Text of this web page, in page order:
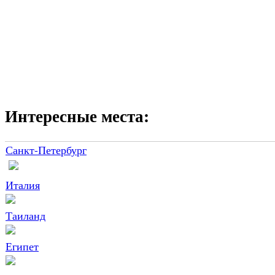
Интересные места:
Санкт-Петербург
Италия
Таиланд
Египет